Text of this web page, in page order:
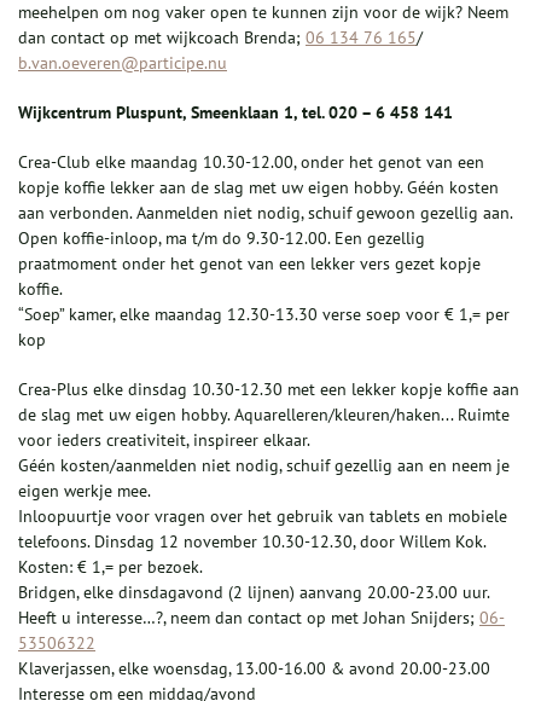
meehelpen om nog vaker open te kunnen zijn voor de wijk? Neem
dan contact op met wijkcoach Brenda; 06 134 76 165/
b.van.oeveren@participe.nu
Wijkcentrum Pluspunt, Smeenklaan 1, tel. 020 – 6 458 141
Crea-Club elke maandag 10.30-12.00, onder het genot van een
kopje koffie lekker aan de slag met uw eigen hobby. Géén kosten
aan verbonden. Aanmelden niet nodig, schuif gewoon gezellig aan.
Open koffie-inloop, ma t/m do 9.30-12.00. Een gezellig
praatmoment onder het genot van een lekker vers gezet kopje
koffie.
“Soep” kamer, elke maandag 12.30-13.30 verse soep voor € 1,= per
kop
Crea-Plus elke dinsdag 10.30-12.30 met een lekker kopje koffie aan
de slag met uw eigen hobby. Aquarelleren/kleuren/haken... Ruimte
voor ieders creativiteit, inspireer elkaar.
Géén kosten/aanmelden niet nodig, schuif gezellig aan en neem je
eigen werkje mee.
Inloopuurtje voor vragen over het gebruik van tablets en mobiele
telefoons. Dinsdag 12 november 10.30-12.30, door Willem Kok.
Kosten: € 1,= per bezoek.
Bridgen, elke dinsdagavond (2 lijnen) aanvang 20.00-23.00 uur.
Heeft u interesse…?, neem dan contact op met Johan Snijders; 06-
53506322
Klaverjassen, elke woensdag, 13.00-16.00 & avond 20.00-23.00
Interesse om een middag/avond